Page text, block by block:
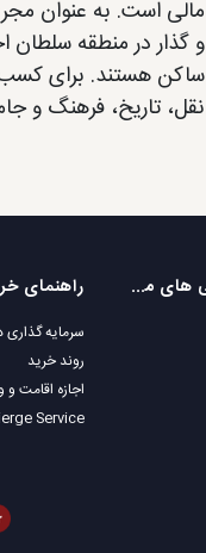
و گذار در منطقه سلطان
ساکن هستند. برای کسب
نقل، تاریخ، فرهنگ و
موقعیت مکانی های محبوب راهنمای
سرمایه گذاری
روند خرید
اجازه اقامت و
Service